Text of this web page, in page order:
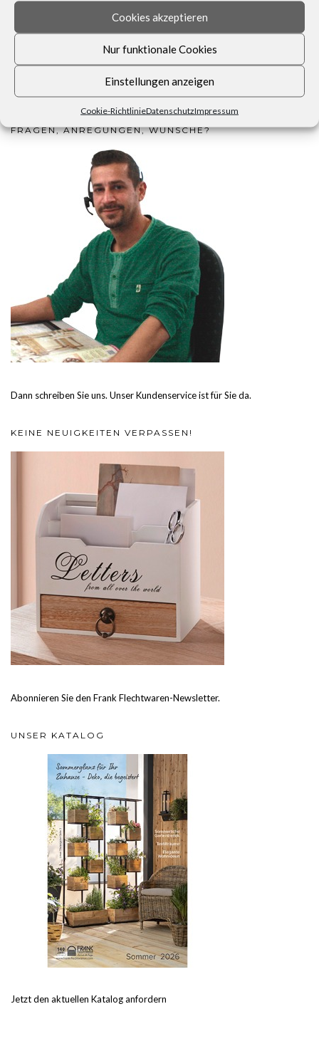
Cookies akzeptieren
Nur funktionale Cookies
Einstellungen anzeigen
Cookie-RichtlinieDatenschutzImpressum
Zuhause(23) Übertöpfe(6)
FRAGEN, ANREGUNGEN, WÜNSCHE?
Dann schreiben Sie uns. Unser Kundenservice ist für Sie da.
KEINE NEUIGKEITEN VERPASSEN!
Abonnieren Sie den Frank Flechtwaren-Newsletter.
UNSER KATALOG
Jetzt den aktuellen Katalog anfordern